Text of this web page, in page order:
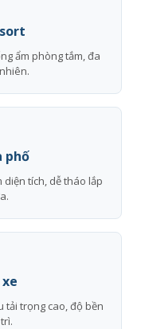
ẩm phòng tắm, đa
phố
diện tích, dễ tháo lắp
tải trọng cao, độ bền